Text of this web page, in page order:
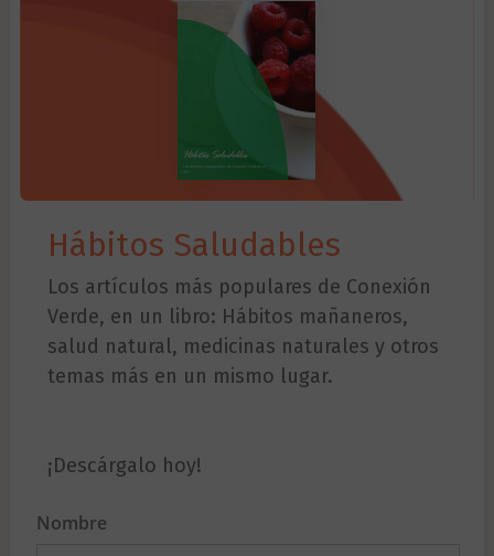
Hábitos Saludables
Los artículos más populares de Conexión
Verde, en un libro: Hábitos mañaneros,
salud natural, medicinas naturales y otros
temas más en un mismo lugar.
¡Descárgalo hoy!
Nombre